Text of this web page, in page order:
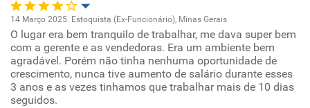
Oportunidade de promoção
Ambiente de trabalho
Conciliação com a vida familiar
14 Março 2025. Estoquista (Ex-Funcionário), Minas Gerais
O lugar era bem tranquilo de trabalhar, me dava super bem
com a gerente e as vendedoras. Era um ambiente bem
agradável. Porém não tinha nenhuma oportunidade de
crescimento, nunca tive aumento de salário durante esses
3 anos e as vezes tinhamos que trabalhar mais de 10 dias
seguidos.